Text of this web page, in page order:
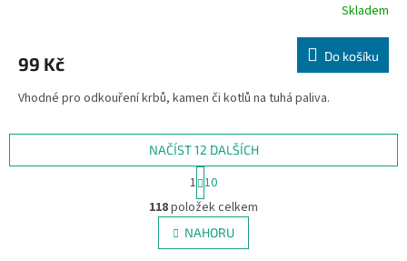
Skladem
99 Kč Do košíku
Vhodné pro odkouření krbů, kamen či kotlů na tuhá paliva.
O
v
l
á
NAČÍST 12 DALŠÍCH
S
t
r
á
n
k
1 10
118položek celkem
NAHORU